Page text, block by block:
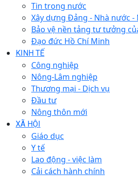
Tin trong nước
Xây dựng Đảng - Nhà nước -
Bảo vệ nền tảng tư tưởng
Đạo đức Hồ Chí Minh
KINH TẾ
Công nghiệp
Nông-Lâm nghiệp
Thương mại - Dịch vụ
Đầu tư
Nông thôn mới
XÃ HỘI
Giáo dục
Y tế
Lao động - việc làm
Cải cách hành chính